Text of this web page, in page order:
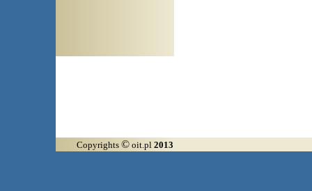
Copyrights © oit.pl 2013